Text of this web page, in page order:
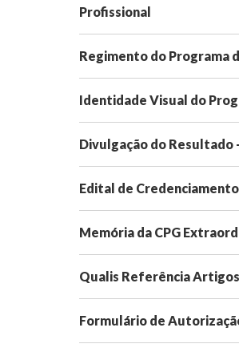
Profissional
Regimento do Programa
Identidade Visual do
Divulgação do Resultado
Edital de
Memória da CPG
Qualis Referência
Formulário de